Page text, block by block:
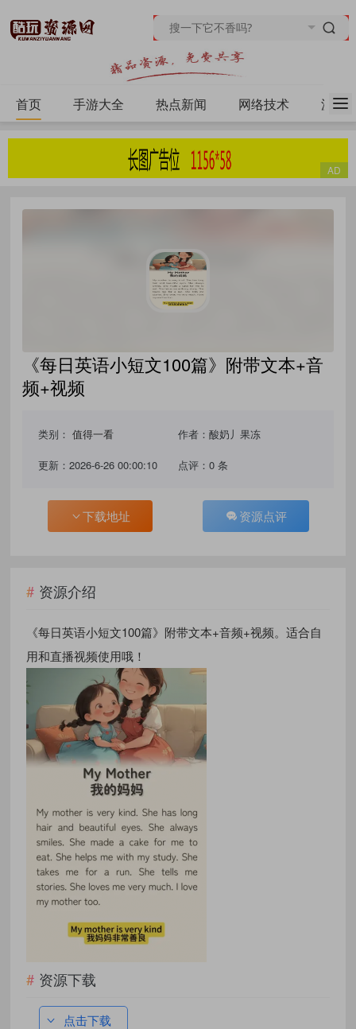
首页 手游大全 热点新闻 网络技术 源码
《每日英语小短文100篇》附带文本+音
频+视频
类别：值得一看 作者：酸奶丿果冻
更新：2026-6-26 00:00:10 点评：0 条
下载地址 资源点评
资源介绍
《每日英语小短文100篇》附带文本+音频+视频。适合自
用和直播视频使用哦！
资源下载
点击下载